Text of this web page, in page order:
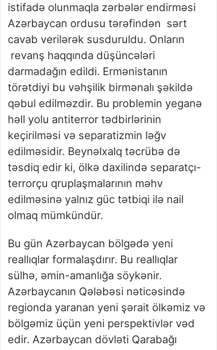
istifadə olunmaqla zərbələr endirməsi
Azərbaycan ordusu tərəfindən sərt
cavab verilərək susduruldu. Onların
revanş haqqında düşüncələri
darmadağın edildi. Ermənistanın
törətdiyi bu vəhşilik birmənalı şəkildə
qəbul edilməzdir. Bu problemin yeganə
həll yolu antiterror tədbirlərinin
keçirilməsi və separatizmin ləğv
edilməsidir. Beynəlxalq təcrübə də
təsdiq edir ki, ölkə daxilində separatçı-
terrorçu qruplaşmalarının məhv
edilməsinə yalnız güc tətbiqi ilə nail
olmaq mümkündür.
Bu gün Azərbaycan bölgədə yeni
reallıqlar formalaşdırır. Bu reallıqlar
sülhə, əmin-amanlığa söykənir.
Azərbaycanın Qələbəsi nəticəsində
regionda yaranan yeni şərait ölkəmiz və
bölgəmiz üçün yeni perspektivlər vəd
edir. Azərbaycan dövləti Qarabağı